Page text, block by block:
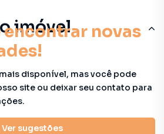
novas
disponível, mas você pode
site ou deixar seu contato para
Ver sugestões
imóvel